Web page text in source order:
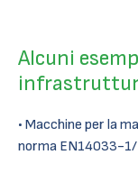
Alcuni
• Macchine per la
norma EN14033-